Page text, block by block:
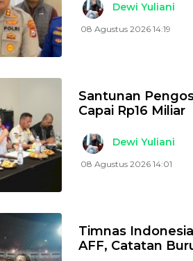
Dewi Yuliani
08 Agustus 2026 14:19
Santunan
Capai Rp16 Miliar
Dewi Yuliani
08 Agustus 2026 14:01
Timnas
AFF, Catatan